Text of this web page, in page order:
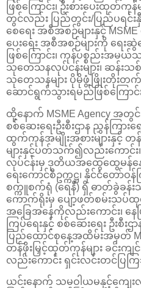
ဖြစ်ကြောင်း၊ ဦးစားပေးထုတ်
တွင်လည်း ပြည်တွင်း/ပြည်ပရင်းနှီ
စေရေး အစီအစဉ်များနှင့် MSME
ပေးရေး အစီအစဉ်များကို ရေ
ဖြစ်ကြောင်း၊ ကုန်ပစ္စည်းအမ
သုတေသနလုပ်ငန်းများ၊ ဆန်း
သုတေသနများ ပိုမိုဖွံ့ဖြိုးတိုးတက်
ဆောင်ရွက်သွားရမည်ဖြစ်ကြောင်
ထို့နောက် MSME Agency အတွင်
စစ်ဆေးရေးဦးစီးဌာန ညွှန်ကြား
ထွက်ကုန်အမျိုးအစားများနှင့် တ
များနှင့်ပတ်သက်၍လည်းကောင်း
လုပ်ငန်းမှ ဒုတိယအထွေထွေမန်နေ
ရေးကောင်စီဥက္ကဋ္ဌ၊ နိုင်ငံတော်
စက္ကူစက်ရုံ (ရေနီ) ရှိ ဓာတ်ခွဲခန်း
ကောက်ရိုးမှ ပျော့ဖတ်စမ်းသ
အခြေအနေကိုလည်းကောင်း၊ န
ကြပ်ရေးနှင့် စစ်ဆေးရေး ဦးစီးဌ
ပြည်ထောင်စုနေ့အထိမ်းအမှတ်
တန်ဖိုးမြှင့်ထုတ်ကုန်များ ခင်းက
လည်းကောင်း ရှင်းလင်းတင်ပြက
ယင်းနောက် သမဝါယမနှင့်ကျေး